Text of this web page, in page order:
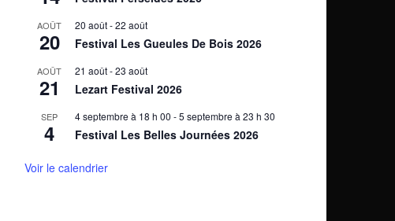
AOÛT
20
20 août-22 août
Festival Les Gueules De Bois 2026
AOÛT
21
21 août-23 août
Lezart Festival 2026
SEP
4
4 septembre à 18 h 00 -5 septembre à 23 h 30
Festival Les Belles Journées 2026
Voir le calendrier